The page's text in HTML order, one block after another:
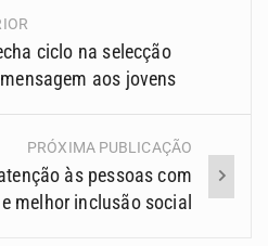
ciclo na selecção
aos jovens
PRÓXIMA PUBLICAÇÃO
às pessoas com
melhor inclusão social